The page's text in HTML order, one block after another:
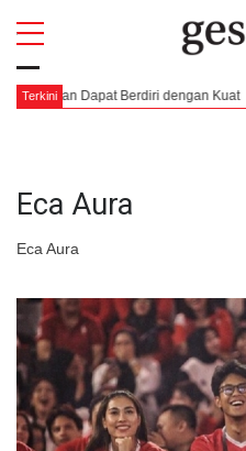
Terkini
Dapat Berdiri dengan Kuat
Eca Aura
Eca Aura
All